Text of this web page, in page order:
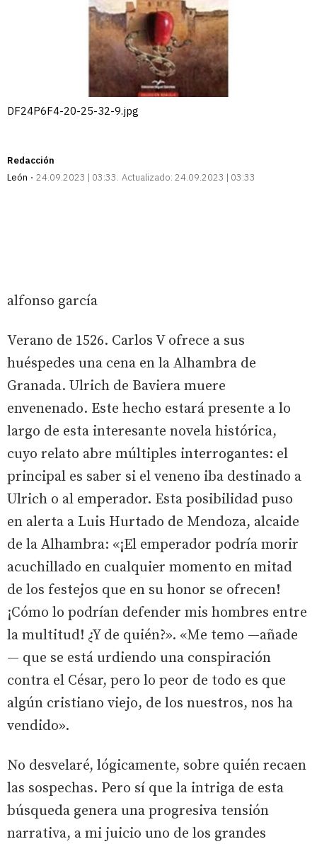
DF24P6F4-20-25-32-9.jpg
Redacción
León
24.09.2023 | 03:33 Actualizado: 24.09.2023 | 03:33
alfonso garcía
Verano de 1526. Carlos V ofrece a sus
huéspedes una cena en la Alhambra de
Granada. Ulrich de Baviera muere
envenenado. Este hecho estará presente a lo
largo de esta interesante novela histórica,
cuyo relato abre múltiples interrogantes: el
principal es saber si el veneno iba destinado a
Ulrich o al emperador. Esta posibilidad puso
en alerta a Luis Hurtado de Mendoza, alcaide
de la Alhambra: «¡El emperador podría morir
acuchillado en cualquier momento en mitad
de los festejos que en su honor se ofrecen!
¡Cómo lo podrían defender mis hombres entre
la multitud! ¿Y de quién?». «Me temo —añade
— que se está urdiendo una conspiración
contra el César, pero lo peor de todo es que
algún cristiano viejo, de los nuestros, nos ha
vendido».
No desvelaré, lógicamente, sobre quién recaen
las sospechas. Pero sí que la intriga de esta
búsqueda genera una progresiva tensión
narrativa, a mi juicio uno de los grandes